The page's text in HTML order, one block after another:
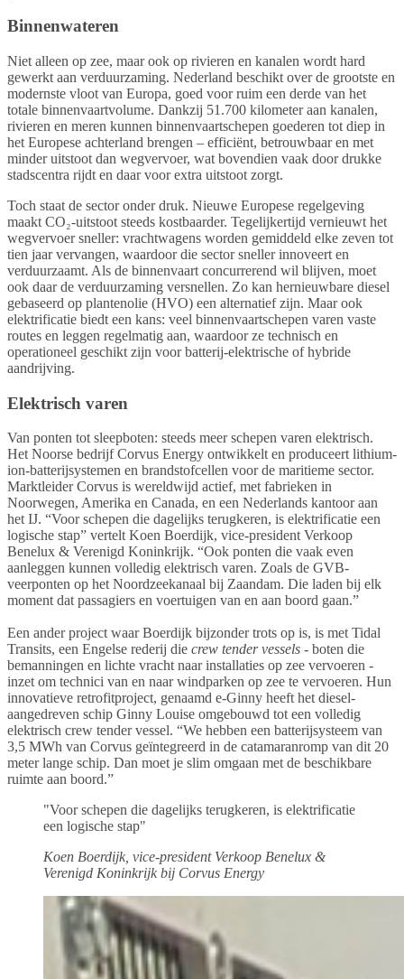
Binnenwateren
Niet alleen op zee, maar ook op rivieren en kanalen wordt hard
gewerkt aan verduurzaming. Nederland beschikt over de grootste en
modernste vloot van Europa, goed voor ruim een derde van het
totale binnenvaartvolume. Dankzij 51.700 kilometer aan kanalen,
rivieren en meren kunnen binnenvaartschepen goederen tot diep in
het Europese achterland brengen – efficiënt, betrouwbaar en met
minder uitstoot dan wegvervoer, wat bovendien vaak door drukke
stadscentra rijdt en daar voor extra uitstoot zorgt.
Toch staat de sector onder druk. Nieuwe Europese regelgeving
maakt CO₂-uitstoot steeds kostbaarder. Tegelijkertijd vernieuwt het
wegvervoer sneller: vrachtwagens worden gemiddeld elke zeven tot
tien jaar vervangen, waardoor die sector sneller innoveert en
verduurzaamt. Als de binnenvaart concurrerend wil blijven, moet
ook daar de verduurzaming versnellen. Zo kan hernieuwbare diesel
gebaseerd op plantenolie (HVO) een alternatief zijn. Maar ook
elektrificatie biedt een kans: veel binnenvaartschepen varen vaste
routes en leggen regelmatig aan, waardoor ze technisch en
operationeel geschikt zijn voor batterij-elektrische of hybride
aandrijving.
Elektrisch varen
Van ponten tot sleepboten: steeds meer schepen varen elektrisch.
Het Noorse bedrijf Corvus Energy ontwikkelt en produceert lithium-
ion-batterijsystemen en brandstofcellen voor de maritieme sector.
Marktleider Corvus is wereldwijd actief, met fabrieken in
Noorwegen, Amerika en Canada, en een Nederlands kantoor aan
het IJ. “Voor schepen die dagelijks terugkeren, is elektrificatie een
logische stap” vertelt Koen Boerdijk, vice-president Verkoop
Benelux & Verenigd Koninkrijk. “Ook ponten die vaak even
aanleggen kunnen volledig elektrisch varen. Zoals de GVB-
veerponten op het Noordzeekanaal bij Zaandam. Die laden bij elk
moment dat passagiers en voertuigen van en aan boord gaan.”
Een ander project waar Boerdijk bijzonder trots op is, is met Tidal
Transits, een Engelse rederij die crew tender vessels - boten die
bemanningen en lichte vracht naar installaties op zee vervoeren -
inzet om technici van en naar windparken op zee te vervoeren. Hun
innovatieve retrofitproject, genaamd e-Ginny heeft het diesel-
aangedreven schip Ginny Louise omgebouwd tot een volledig
elektrisch crew tender vessel. “We hebben een batterijsysteem van
3,5 MWh van Corvus geïntegreerd in de catamaranromp van dit 20
meter lange schip. Dan moet je slim omgaan met de beschikbare
ruimte aan boord.”
"Voor schepen die dagelijks terugkeren, is elektrificatie
een logische stap"
Koen Boerdijk, vice-president Verkoop Benelux &
Verenigd Koninkrijk bij Corvus Energy